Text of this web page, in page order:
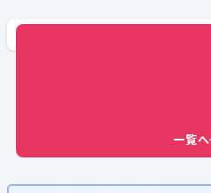
一覧へ
一覧へ